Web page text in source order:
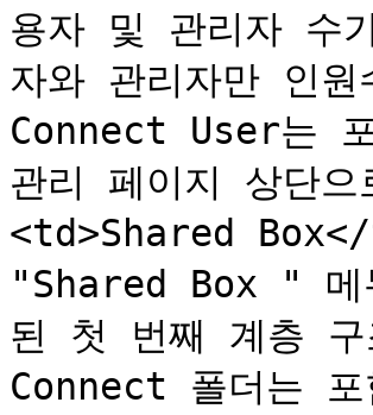
용자 및 관리자 수
자와 관리자만 인
Connect User는
관리 페이지 상단
<td>Shared
"Shared Box " 메
된 첫 번째 계층
Connect 폴더는